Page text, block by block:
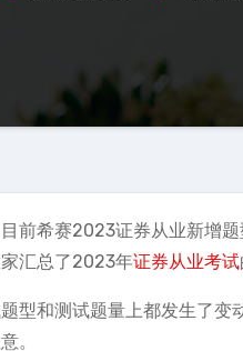
前希赛2023证券从业新增
汇总了2023年证券从业考试
型和测试题量上都发生了变
。